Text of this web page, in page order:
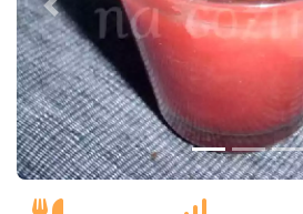
Anterior